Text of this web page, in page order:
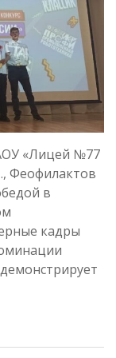
«Лицей №77
Феофилактов
в
кадры